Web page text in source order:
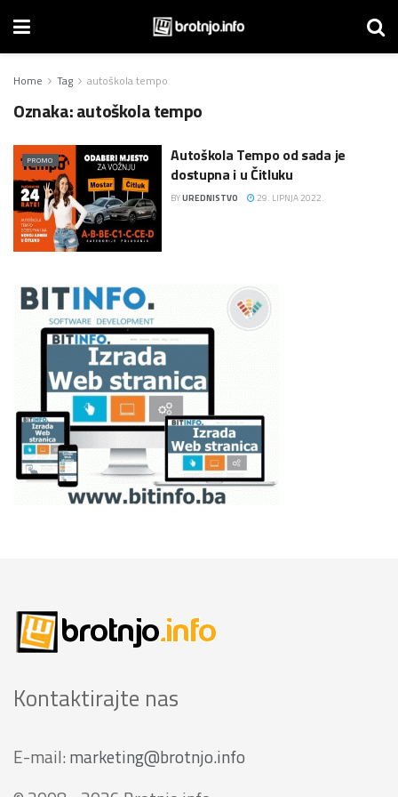
Home Tag autoškola tempo
Oznaka:autoškola tempo
PROMO
Autoškola Tempo od sada je
dostupna i u Čitluku
BYUREDNISTVO 29. LIPNJA 2022.
Kontaktirajte nas
E-mail: marketing@brotnjo.info